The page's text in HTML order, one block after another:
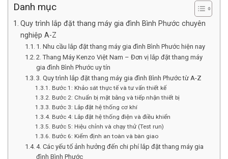
Danh mục
Quy trình lắp đặt thang máy gia đình Bình Phước chuyên
nghiệp A-Z
1. Nhu cầu lắp đặt thang máy gia đình Bình Phước hiện nay
2. Thang Máy Kenzo Việt Nam – Đơn vị lắp đặt thang máy
gia đình Bình Phước uy tín
3. Quy trình lắp đặt thang máy gia đình Bình Phước từ A-Z
Bước 1: Khảo sát thực tế và tư vấn thiết kế
Bước 2: Chuẩn bị mặt bằng và tiếp nhận thiết bị
Bước 3: Lắp đặt hệ thống cơ khí
Bước 4: Lắp đặt hệ thống điện và điều khiển
Bước 5: Hiệu chỉnh và chạy thử (Test run)
Bước 6: Kiểm định an toàn và bàn giao
4. Các yếu tố ảnh hưởng đến chi phí lắp đặt thang máy gia
đình Bình Phước